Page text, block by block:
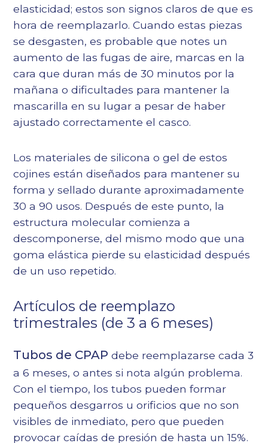
elasticidad; estos son signos claros de que es
hora de reemplazarlo. Cuando estas piezas
se desgasten, es probable que notes un
aumento de las fugas de aire, marcas en la
cara que duran más de 30 minutos por la
mañana o dificultades para mantener la
mascarilla en su lugar a pesar de haber
ajustado correctamente el casco.
Los materiales de silicona o gel de estos
cojines están diseñados para mantener su
forma y sellado durante aproximadamente
30 a 90 usos. Después de este punto, la
estructura molecular comienza a
descomponerse, del mismo modo que una
goma elástica pierde su elasticidad después
de un uso repetido.
Artículos de reemplazo
trimestrales (de 3 a 6 meses)
Tubos de CPAP debe reemplazarse cada 3
a 6 meses, o antes si nota algún problema.
Con el tiempo, los tubos pueden formar
pequeños desgarros u orificios que no son
visibles de inmediato, pero que pueden
provocar caídas de presión de hasta un 15%.